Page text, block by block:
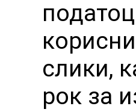
слики,
рок за